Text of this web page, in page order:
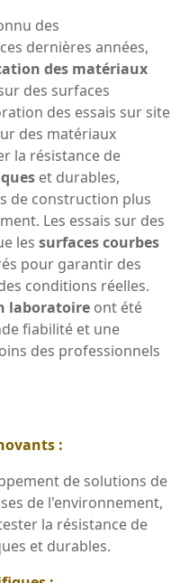
des
dernières années,
des matériaux
des surfaces
des essais sur site
des matériaux
la résistance de
et durables,
de construction plus
Les essais sur des
les surfaces courbes
pour garantir des
conditions réelles.
laboratoire ont été
fiabilité et une
des professionnels
:
de solutions de
de l'environnement,
la résistance de
et durables.